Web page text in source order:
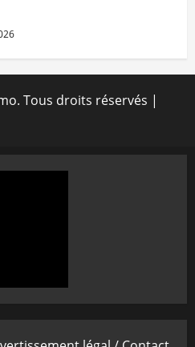
Tous droits réservés |